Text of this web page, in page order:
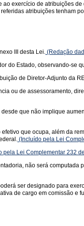
exercício de atribuições
atribuições tenham
III desta Lei. (Redação
do Estado, observando-se
de Diretor-Adjunto da
ou de assessoramento,
que não implique
que ocupa, além da
(Incluído pela Lei
pela Lei Complementar 232
não será
ser designado para
de cargo em comissão e